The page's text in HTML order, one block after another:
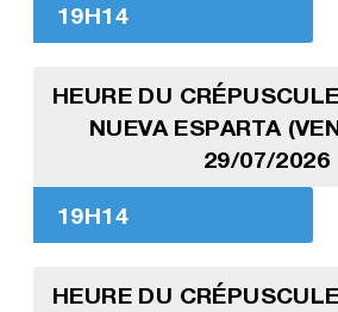
19H14
HEURE DU
NUEVA ESPARTA
29/07/2026
19H14
HEURE DU